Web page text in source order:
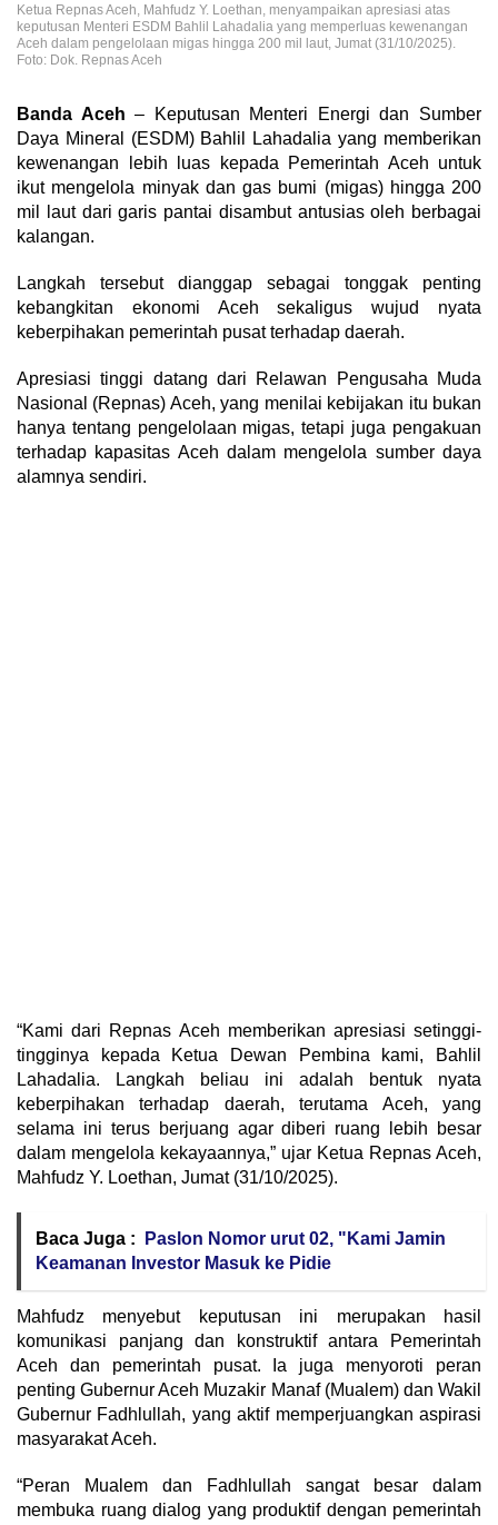
Ketua Repnas Aceh, Mahfudz Y. Loethan, menyampaikan apresiasi atas
keputusan Menteri ESDM Bahlil Lahadalia yang memperluas kewenangan
Aceh dalam pengelolaan migas hingga 200 mil laut, Jumat (31/10/2025).
Foto: Dok. Repnas Aceh
Banda Aceh – Keputusan Menteri Energi dan Sumber
Daya Mineral (ESDM) Bahlil Lahadalia yang memberikan
kewenangan lebih luas kepada Pemerintah Aceh untuk
ikut mengelola minyak dan gas bumi (migas) hingga 200
mil laut dari garis pantai disambut antusias oleh berbagai
kalangan.
Langkah tersebut dianggap sebagai tonggak penting
kebangkitan ekonomi Aceh sekaligus wujud nyata
keberpihakan pemerintah pusat terhadap daerah.
Apresiasi tinggi datang dari Relawan Pengusaha Muda
Nasional (Repnas) Aceh, yang menilai kebijakan itu bukan
hanya tentang pengelolaan migas, tetapi juga pengakuan
terhadap kapasitas Aceh dalam mengelola sumber daya
alamnya sendiri.
“Kami dari Repnas Aceh memberikan apresiasi setinggi-
tingginya kepada Ketua Dewan Pembina kami, Bahlil
Lahadalia. Langkah beliau ini adalah bentuk nyata
keberpihakan terhadap daerah, terutama Aceh, yang
selama ini terus berjuang agar diberi ruang lebih besar
dalam mengelola kekayaannya,” ujar Ketua Repnas Aceh,
Mahfudz Y. Loethan, Jumat (31/10/2025).
Baca Juga :
Paslon Nomor urut 02, "Kami Jamin
Keamanan Investor Masuk ke Pidie
Mahfudz menyebut keputusan ini merupakan hasil
komunikasi panjang dan konstruktif antara Pemerintah
Aceh dan pemerintah pusat. Ia juga menyoroti peran
penting Gubernur Aceh Muzakir Manaf (Mualem) dan Wakil
Gubernur Fadhlullah, yang aktif memperjuangkan aspirasi
masyarakat Aceh.
“Peran Mualem dan Fadhlullah sangat besar dalam
membuka ruang dialog yang produktif dengan pemerintah